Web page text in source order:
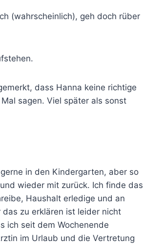
(wahrscheinlich), geh doch rüber
dass Hanna keine richtige
sagen. Viel später als sonst
in den Kindergarten, aber so
wieder mit zurück. Ich finde das
Haushalt erledige und an
zu erklären ist leider nicht
ich seit dem Wochenende
im Urlaub und die Vertretung